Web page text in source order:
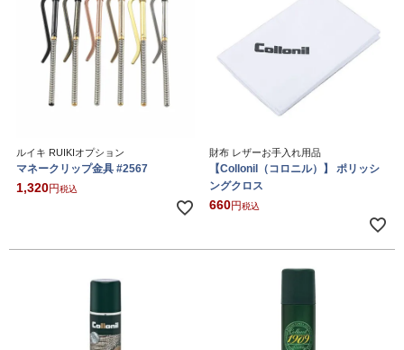
ルイキ RUIKIオプション
マネークリップ金具 #2567
1,320 税込
財布 レザーお手入れ用品
【Collonil（コロニル）】 ポリッシ
ングクロス
660 税込